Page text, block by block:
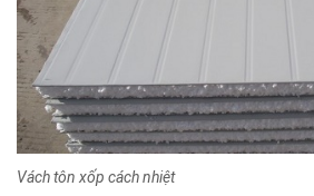
Vách tôn xốp cách nhiệt